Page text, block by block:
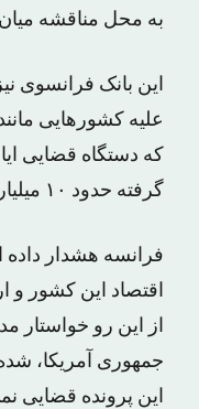
به محل مناقشه‌‌ میان
این بانک فرانسوی
علیه کشورهایی
که دستگاه قضایی
گرفته حدود ۱۰ میلیارد دلار عنوان شده است.
فرانسه هشدار
اقتصاد این کشور و
از این رو خواستار
جمهوری آمریکا،
این پرونده قضایی